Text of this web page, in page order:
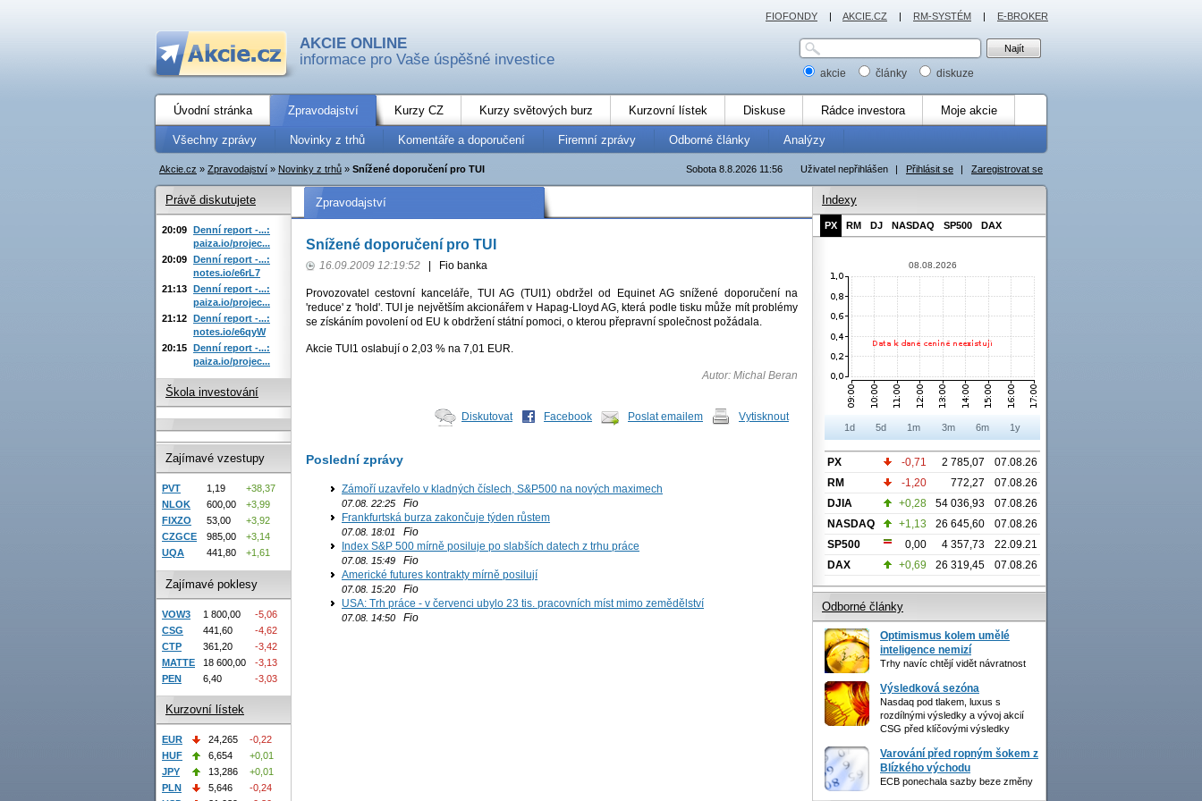
AKCIE ONLINE
informace pro Vaše úspěšné investice
akcie články diskuze
Úvodní stránka Zpravodajství Kurzy CZ Kurzy světových burz Kurzovní lístek Diskuse Rádce investora Moje akcie
Všechny zprávy Novinky z trhů Komentáře a doporučení Firemní zprávy Odborné články Analýzy
Uživatel nepřihlášen | Přihlásit se | Zaregistrovat se
Sobota 8.8.2026 11:56
Akcie.cz » Zpravodajství » Novinky z trhů » Snížené doporučení pro TUI
Zpravodajství
Snížené doporučení pro TUI
16.09.2009 12:19:52 Fio banka
Provozovatel cestovní kanceláře, TUI AG (TUI1) obdržel od Equinet AG snížené doporučení na
'reduce' z 'hold'. TUI je největším akcionářem v Hapag-Lloyd AG, která podle tisku může mít problémy
se získáním povolení od EU k obdržení státní pomoci, o kterou přepravní společnost požádala.
Akcie TUI1 oslabují o 2,03 % na 7,01 EUR.
Autor: Michal Beran
Diskutovat Facebook Poslat emailem Vytisknout
Poslední zprávy
Zámoří uzavřelo v kladných číslech, S&P500 na nových maximech
07.08. 22:25 Fio
Frankfurtská burza zakončuje týden růstem
07.08. 18:01
Fio
Index S&P 500 mírně posiluje po slabších datech z trhu práce
07.08. 15:49 Fio
Americké futures kontrakty mírně posilují
07.08. 15:20 Fio
USA: Trh práce - v červenci ubylo 23 tis. pracovních míst mimo zemědělství
07.08. 14:50 Fio
Právě diskutujete
20:09 Denní report -...:
paiza.io/projec...
20:09 Denní report -...:
notes.io/e6rL7
21:13 Denní report -...:
paiza.io/projec...
21:12 Denní report -...:
notes.io/e6qyW
20:15 Denní report -...:
paiza.io/projec...
Škola investování
Zajímavé vzestupy
PVT 1,19
+38,37
NLOK
600,00
+3,99
FIXZO
53,00
+3,92
CZGCE
985,00
+3,14
UQA
441,80 +1,61
Zajímavé poklesy
VOW3 1 800,00
-5,06
CSG
441,60
-4,62
CTP
361,20
-3,42
MATTE
18 600,00
-3,13
PEN
6,40 -3,03
Kurzovní lístek
EUR 24,265
-0,22
HUF
6,654
+0,01
JPY
13,286
+0,01
PLN
5,646
-0,24
Indexy
PX RM DJ NASDAQ SP500 DAX
08.08.2026
1d 5d 1m 3m 6m 1y
PX -0,71 2 785,07
07.08.26
RM
-1,20 772,27
07.08.26
DJIA
+0,28 54 036,93
07.08.26
NASDAQ
+1,13 26 645,60
07.08.26
SP500
0,00 4 357,73
22.09.21
DAX
+0,69 26 319,45 07.08.26
Odborné články
Optimismus kolem umělé
inteligence nemizí
Trhy navíc chtějí vidět návratnost
Výsledková sezóna
Nasdaq pod tlakem, luxus s
rozdílnými výsledky a vývoj akcií
CSG před klíčovými výsledky
Varování před ropným šokem z
Blízkého východu
ECB ponechala sazby beze změny
FIOFONDY | AKCIE.CZ | RM-SYSTÉM | E-BROKER